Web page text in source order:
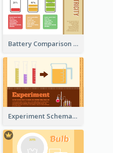
Battery Comparison Schematic Diagram
Experiment Schematic Diagram